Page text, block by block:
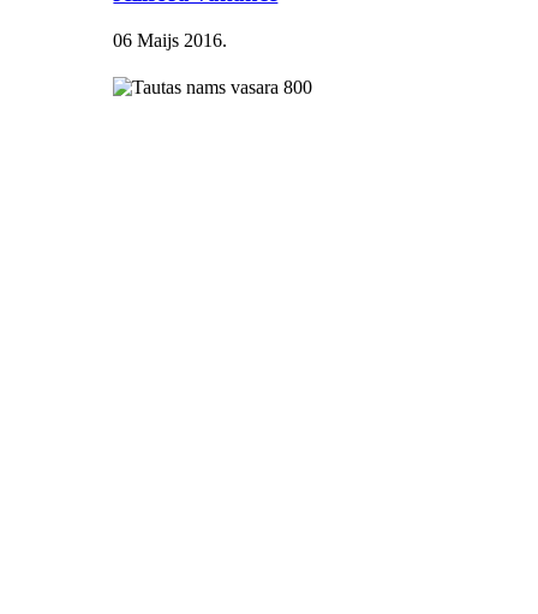
06 Maijs 2016.